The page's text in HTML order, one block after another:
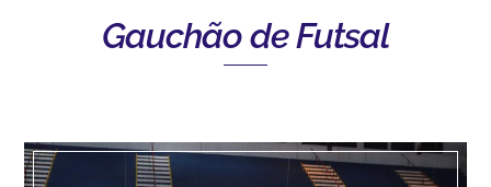
Gauchão de Futsal